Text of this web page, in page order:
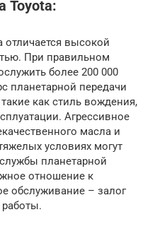
Toyota:
отличается высокой
При правильном
более 200 000
планетарной передачи
как стиль вождения,
Агрессивное
масла и
условиях могут
планетарной
отношение к
обслуживание – залог